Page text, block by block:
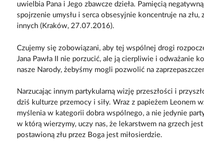
uwielbia Pana i Jego zbawcze dzieła. Pamięcią
spojrzenie umysłu i serca obsesyjnie koncentruje na złu,
innych (Kraków, 27.07.2016).
Czujemy się zobowiązani, aby tej wspólnej drogi
Jana Pawła II nie porzucić, ale ją cierpliwie i odważanie
nasze Narody, żebyśmy mogli pozwolić na
Narzucając innym partykularną wizję przeszłości i
dziś kulturze przemocy i siły. Wraz z papieżem Leonem
myślenia w kategorii dobra wspólnego, a nie jedynie
w którą wierzymy, uczy nas, że lekarstwem na grzech jest
postawioną złu przez Boga jest miłosierdzie.